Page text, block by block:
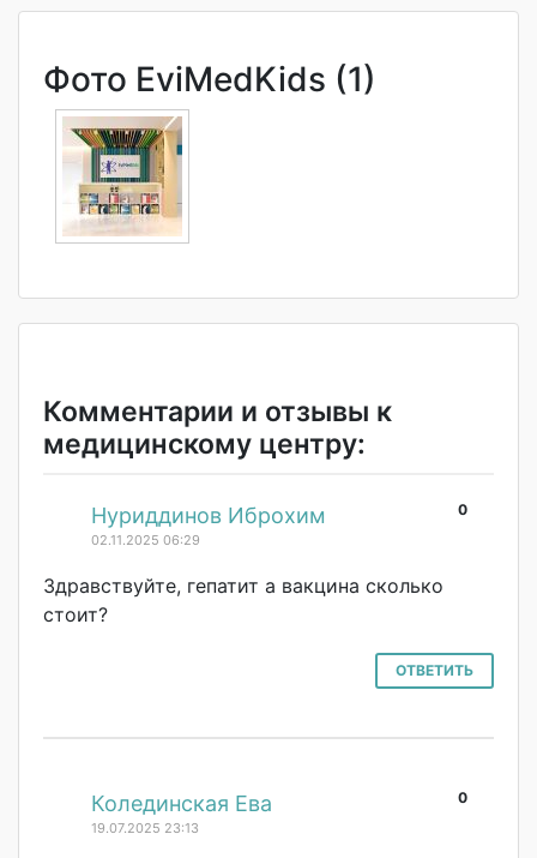
Фото EviMedKids (1)
Комментарии и отзывы к
медицинскому центру:
0
Нуриддинов Иброхим
02.11.2025 06:29
Здравствуйте, гепатит а вакцина сколько
стоит?
ОТВЕТИТЬ
0
Колединская Ева
19.07.2025 23:13